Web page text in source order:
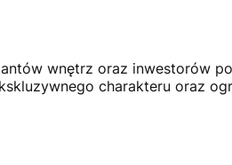
wnętrz oraz inwestorów
charakteru oraz